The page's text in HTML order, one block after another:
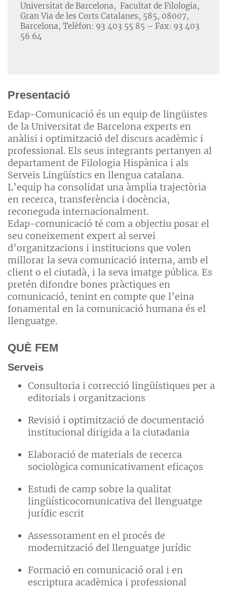
Universitat de Barcelona, Facultat de Filologia,
Gran Via de les Corts Catalanes, 585, 08007,
Barcelona, Telèfon: 93 403 55 85 – Fax: 93 403
56 64
Presentació
Edap-Comunicació és un equip de lingüistes
de la Universitat de Barcelona experts en
anàlisi i optimització del discurs acadèmic i
professional. Els seus integrants pertanyen al
departament de Filologia Hispànica i als
Serveis Lingüístics en llengua catalana.
L’equip ha consolidat una àmplia trajectòria
en recerca, transferència i docència,
reconeguda internacionalment.
Edap-comunicació té com a objectiu posar el
seu coneixement expert al servei
d’organitzacions i institucions que volen
millorar la seva comunicació interna, amb el
client o el ciutadà, i la seva imatge pública. Es
pretén difondre bones pràctiques en
comunicació, tenint en compte que l’eina
fonamental en la comunicació humana és el
llenguatge.
QUÈ FEM
Serveis
Consultoria i correcció lingüístiques per a
editorials i organitzacions
Revisió i optimització de documentació
institucional dirigida a la ciutadania
Elaboració de materials de recerca
sociològica comunicativament eficaços
Estudi de camp sobre la qualitat
lingüísticocomunicativa del llenguatge
jurídic escrit
Assessorament en el procés de
modernització del llenguatge jurídic
Formació en comunicació oral i en
escriptura acadèmica i professional